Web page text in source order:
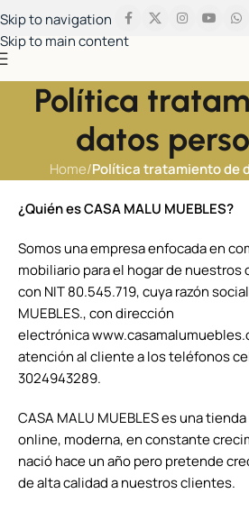
Skip to navigation
Skip to main content
Política
datos
Home/Política tratamiento de
¿Quién es CASA MALU MUEBLES?
Somos una empresa enfocada en
mobiliario para el hogar de
con NIT 80.545.719, cuya razón
MUEBLES., con dirección
electrónica
atención al cliente a los teléfonos
3024943289.
CASA MALU MUEBLES es una
online, moderna, en constante
nació hace un año pero pretende
de alta calidad a nuestros clientes.